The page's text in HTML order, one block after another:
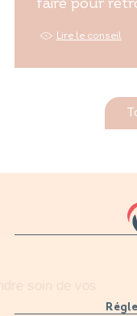
faire pour
Lire le conseil